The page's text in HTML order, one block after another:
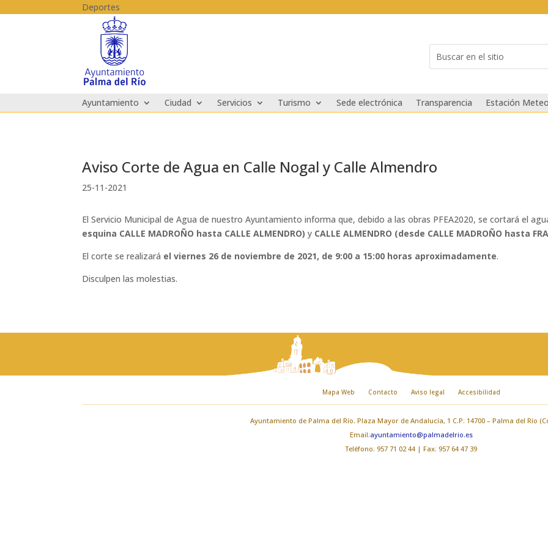
Deportes
for...
Ayuntamiento Ciudad Servicios Turismo Sede electrónica Transparencia Estación
Aviso Corte de Agua en Calle Nogal y Calle Almendro
25-11-2021
El Servicio Municipal de Agua de nuestro Ayuntamiento informa que, debido a las obras PFEA2020, se cortará el
esquina CALLE MADROÑO hasta CALLE ALMENDRO)y CALLE ALMENDRO (desde CALLE MADROÑO hasta
El corte se realizará el viernes 26 de noviembre de 2021, de 9:00 a 15:00 horas aproximadamente.
Disculpen las molestias.
Mapa Web Contacto Aviso legal Accesibilidad
Ayuntamiento de Palma del Río. Plaza Mayor de Andalucía, 1 C.P: 14700 – Palma del Río
Email:ayuntamiento@palmadelrio.es
Teléfono: 957 71 02 44 | Fax: 957 64 47 39